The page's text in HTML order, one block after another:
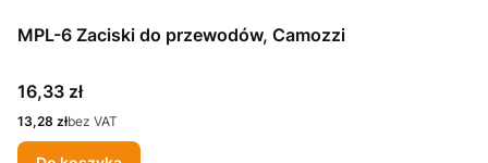
MPL-6 Zaciski do przewodów, Camozzi
Cena
16,33 zł
Cena
13,28 złbez VAT